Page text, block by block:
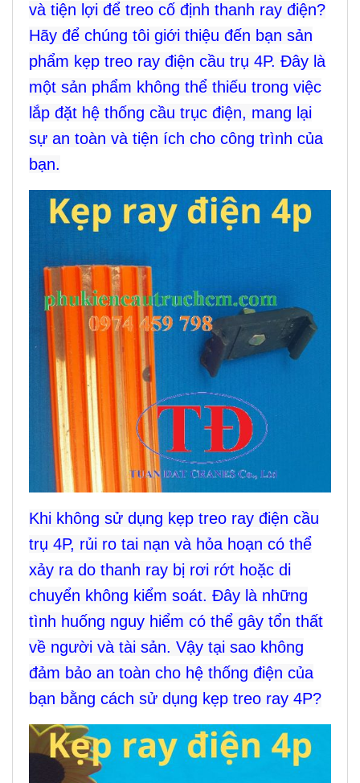
và tiện lợi để treo cố định thanh ray điện?
Hãy để chúng tôi giới thiệu đến bạn sản
phẩm kẹp treo ray điện cầu trụ 4P. Đây là
một sản phẩm không thể thiếu trong việc
lắp đặt hệ thống cầu trục điện, mang lại
sự an toàn và tiện ích cho công trình của
bạn.
Khi không sử dụng kẹp treo ray điện cầu
trụ 4P, rủi ro tai nạn và hỏa hoạn có thể
xảy ra do thanh ray bị rơi rớt hoặc di
chuyển không kiểm soát. Đây là những
tình huống nguy hiểm có thể gây tổn thất
về người và tài sản. Vậy tại sao không
đảm bảo an toàn cho hệ thống điện của
bạn bằng cách sử dụng kẹp treo ray 4P?